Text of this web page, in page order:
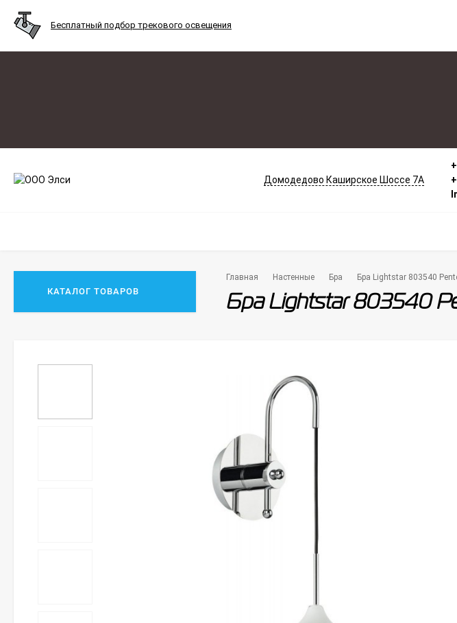
Бесплатный подбор трекового освещения
Домодедово Каширское Шоссе 7А
КАТАЛОГ ТОВАРОВ
Главная Настенные Бра Бра Lightstar 803540
Бра Lightstar 803540